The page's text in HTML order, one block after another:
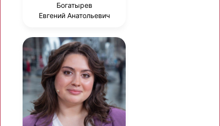
Богатырев
Евгений Анатольевич